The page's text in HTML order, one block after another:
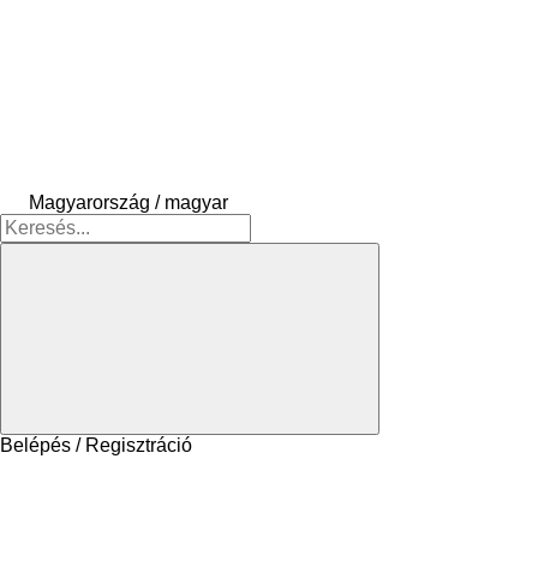
Magyarország / magyar
Belépés / Regisztráció